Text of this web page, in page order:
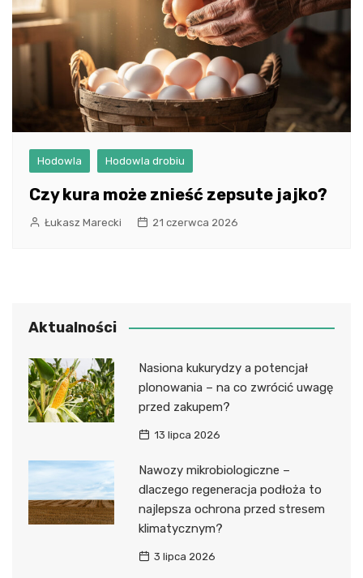
Hodowla Hodowla drobiu
Czy kura może znieść zepsute jajko?
Łukasz Marecki 21 czerwca 2026
Aktualności
Nasiona kukurydzy a potencjał
plonowania – na co zwrócić uwagę
przed zakupem?
13 lipca 2026
Nawozy mikrobiologiczne –
dlaczego regeneracja podłoża to
najlepsza ochrona przed stresem
klimatycznym?
3 lipca 2026